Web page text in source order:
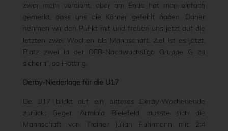
zwar mehr verdient, aber am Ende hat man einfach
gemerkt, dass uns die Körner gefehlt haben. Daher
nehmen wir den Punkt mit und freuen uns jetzt auf die
letzten zwei Wochen als Mannschaft. Ziel ist es jetzt,
Platz zwei in der DFB-Nachwuchsliga Gruppe G zu
sichern“, so Hötting.
Derby-Niederlage für die U17
De U17 blickt auf ein bitteres Derby-Wochenende
zurück: Gegen Arminia Bielefeld musste sich die
Mannschaft von Trainer Julian Fuhrmann mit 2:4